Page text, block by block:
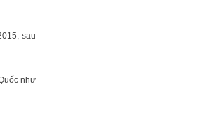
sau
như